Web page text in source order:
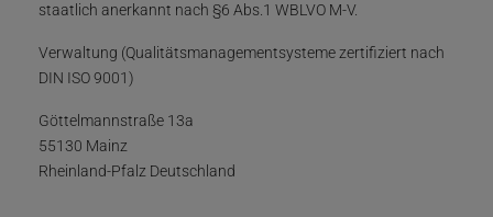
staatlich anerkannt nach §6 Abs.1 WBLVO M-V.
Verwaltung (Qualitätsmanagementsysteme zertifiziert nach
DIN ISO 9001)
Göttelmannstraße 13a
55130 Mainz
Rheinland-Pfalz Deutschland